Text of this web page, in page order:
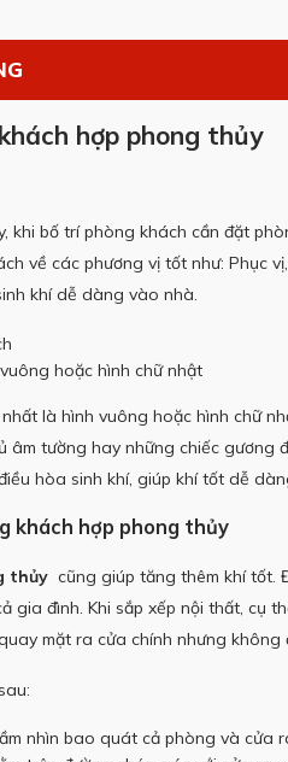
hợp phong thủy
khi bố trí phòng khách cần đặt
về các phương vị tốt như: Phục
khí dễ dàng vào nhà.
hoặc hình chữ nhật
là hình vuông hoặc hình chữ
âm tường hay những chiếc gương
hòa sinh khí, giúp khí tốt dễ
khách hợp phong thủy
thủy cũng giúp tăng thêm khí tốt.
gia đình. Khi sắp xếp nội thất, cụ
mặt ra cửa chính nhưng không
nhìn bao quát cả phòng và cửa